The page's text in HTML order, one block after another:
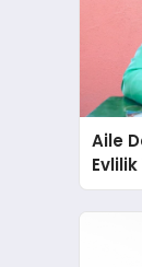
Aile